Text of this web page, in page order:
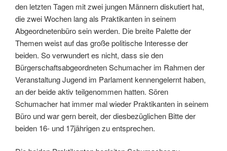
den letzten Tagen mit zwei jungen Männern diskutiert hat,
die zwei Wochen lang als Praktikanten in seinem
Abgeordnetenbüro sein werden. Die breite Palette der
Themen weist auf das große politische Interesse der
beiden. So verwundert es nicht, dass sie den
Bürgerschaftsabgeordneten Schumacher im Rahmen der
Veranstaltung Jugend im Parlament kennengelernt haben,
an der beide aktiv teilgenommen hatten. Sören
Schumacher hat immer mal wieder Praktikanten in seinem
Büro und war gern bereit, der diesbezüglichen Bitte der
beiden 16- und 17jährigen zu entsprechen.